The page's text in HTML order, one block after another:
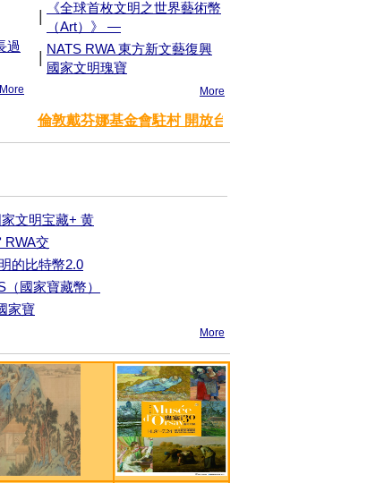
過
More
《全球首枚文明之世界藝術幣
（Art）》 —
NATS RWA 東方新文藝復興
國家文明瑰寶
More
家文明宝藏+ 黄
RWA交
的比特幣2.0
國家寶藏幣）
家寶
More